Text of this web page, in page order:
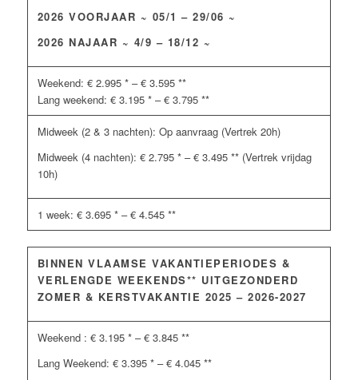
2026 VOORJAAR ~ 05/1 – 29/06 ~
2026 NAJAAR ~ 4/9 – 18/12 ~
Weekend: € 2.995 * – € 3.595 **
Lang weekend: € 3.195 * – € 3.795 **
Midweek (2 & 3 nachten): Op aanvraag (Vertrek 20h)
Midweek (4 nachten): € 2.795 * – € 3.495 ** (Vertrek vrijdag
10h)
1 week: € 3.695 * – € 4.545 **
BINNEN VLAAMSE VAKANTIEPERIODES &
VERLENGDE WEEKENDS** UITGEZONDERD
ZOMER & KERSTVAKANTIE 2025 – 2026-2027
Weekend : € 3.195 * – € 3.845 **
Lang Weekend: € 3.395 * – € 4.045 **